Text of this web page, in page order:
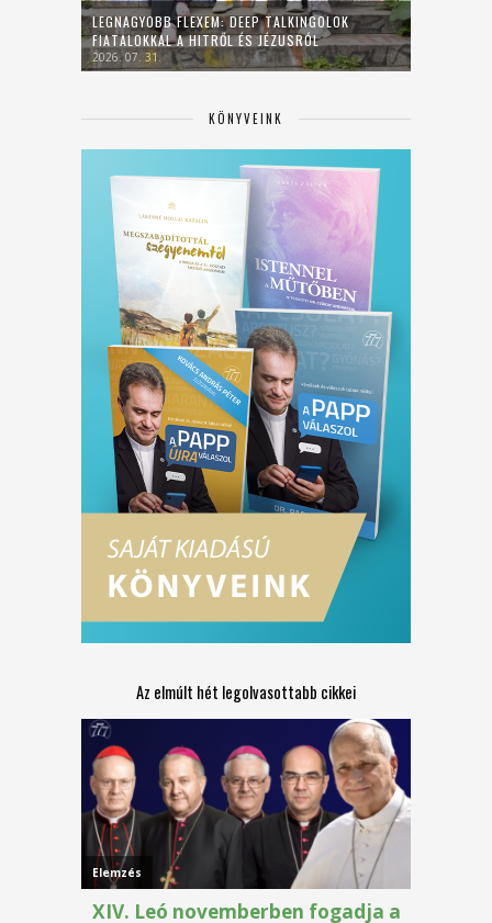
LEGNAGYOBB FLEXEM: DEEP TALKINGOLOK
FIATALOKKAL A HITRŐL ÉS JÉZUSRÓL
2026. 07. 31.
KÖNYVEINK
Az elmúlt hét legolvasottabb cikkei